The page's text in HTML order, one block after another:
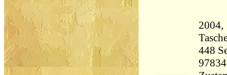
448 Seiten